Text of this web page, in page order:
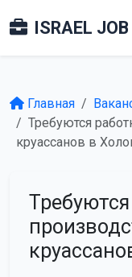
ISRAEL JOB
Главная
Требуются
круассанов в